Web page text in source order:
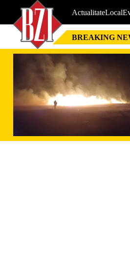
ActualitateLocal
BREAKING